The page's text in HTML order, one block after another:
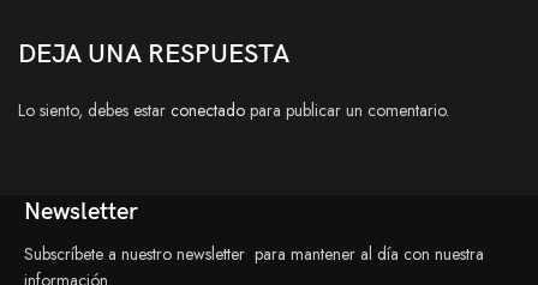
DEJA UNA RESPUESTA
Lo siento, debes estar conectado para publicar un comentario.
Newsletter
Subscríbete a nuestro newsletter para mantener al día con nuestra
información.